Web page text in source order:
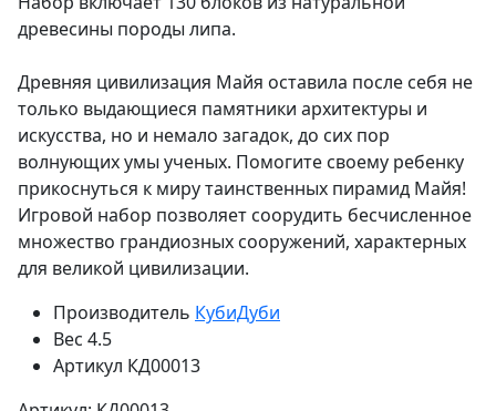
древесины породы липа.
Древняя цивилизация Майя оставила после себя не
только выдающиеся памятники архитектуры и
искусства, но и немало загадок, до сих пор
волнующих умы ученых. Помогите своему ребенку
прикоснуться к миру таинственных пирамид Майя!
Игровой набор позволяет соорудить бесчисленное
множество грандиозных сооружений, характерных
для великой цивилизации.
Производитель КубиДуби
Вес 4.5
Артикул КД00013